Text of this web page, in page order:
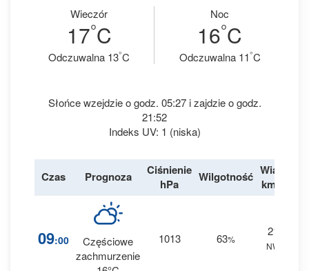
Wieczór
17°C
Odczuwalna 13°C
Noc
16°C
Odczuwalna 11°C
Słońce wzejdzie o godz. 05:27 i zajdzie o godz.
21:52
Indeks UV: 1 (niska)
Czas Prognoza
Ciśnienie
hPa
Wilgotność Wiatr
km/h
09:00
Częściowe
zachmurzenie
1013 63%
21
NW